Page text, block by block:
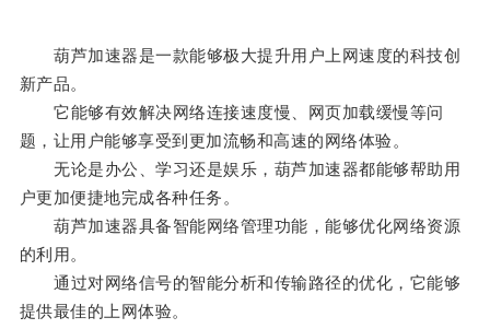
葫芦加速器是一款能够极大提升用户上网速度的科技创
新产品。
它能够有效解决网络连接速度慢、网页加载缓慢等问
题，让用户能够享受到更加流畅和高速的网络体验。
无论是办公、学习还是娱乐，葫芦加速器都能够帮助用
户更加便捷地完成各种任务。
葫芦加速器具备智能网络管理功能，能够优化网络资源
的利用。
通过对网络信号的智能分析和传输路径的优化，它能够
提供最佳的上网体验。